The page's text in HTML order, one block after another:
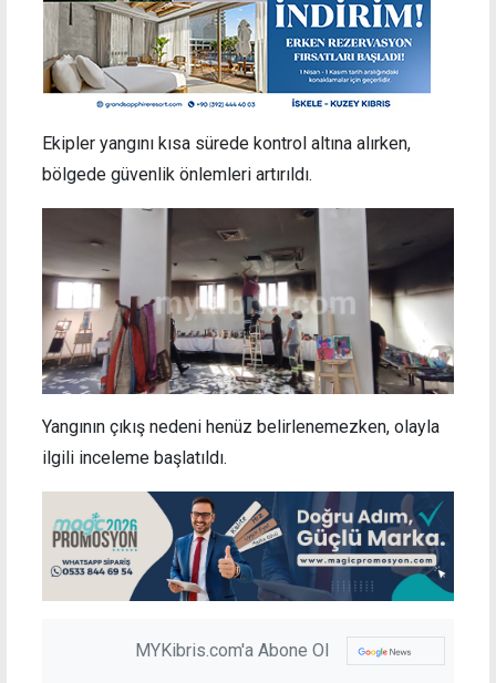
Ekipler yangını kısa sürede kontrol altına alırken,
bölgede güvenlik önlemleri artırıldı.
Yangının çıkış nedeni henüz belirlenemezken, olayla
ilgili inceleme başlatıldı.
MYKibris.com'a Abone Ol